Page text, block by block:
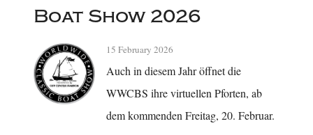
Boat Show 2026
15 February 2026
Auch in diesem Jahr öffnet die
WWCBS ihre virtuellen Pforten, ab
dem kommenden Freitag, 20. Februar.